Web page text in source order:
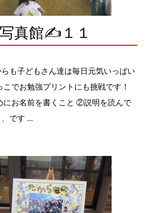
真館✍１１
も子どもさん達は毎日元気いっぱい
でお勉強プリントにも挑戦です！
お名前を書くこと ②説明を読んで
です ...